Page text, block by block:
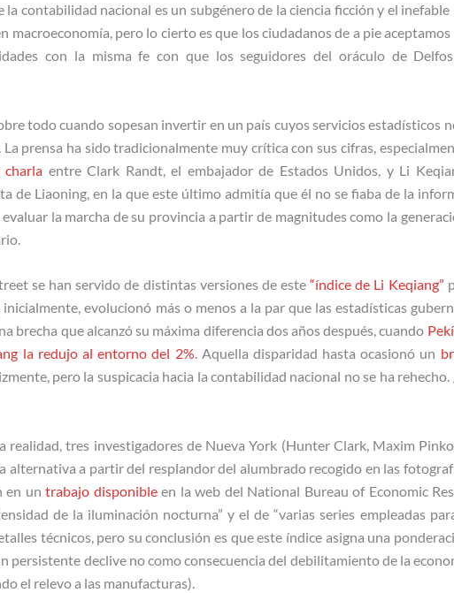
contabilidad nacional es un subgénero de la ciencia ficción y el inefable
macroeconomía, pero lo cierto es que los ciudadanos de a pie
con la misma fe con que los seguidores del oráculo de
todo cuando sopesan invertir en un país cuyos servicios estadísticos
prensa ha sido tradicionalmente muy crítica con sus cifras,
charla entre Clark Randt, el embajador de Estados Unidos, y Li
de Liaoning, en la que este último admitía que él no se fiaba de la
la marcha de su provincia a partir de magnitudes como la
se han servido de distintas versiones de este“índice de Li Keqiang”
evolucionó más o menos a la par que las estadísticas
brecha que alcanzó su máxima diferencia dos años después, cuando
la redujo al entorno del 2%. Aquella disparidad hasta ocasionó un
pero la suspicacia hacia la contabilidad nacional no se ha rehecho.
realidad, tres investigadores de Nueva York (Hunter Clark, Maxim
alternativa a partir del resplandor del alumbrado recogido en las
en un trabajo disponibleen la web del National Bureau of Economic
de la iluminación nocturna” y el de “varias series empleadas
técnicos, pero su conclusión es que este índice asigna una
declive no como consecuencia del debilitamiento de la
el relevo a las manufacturas).